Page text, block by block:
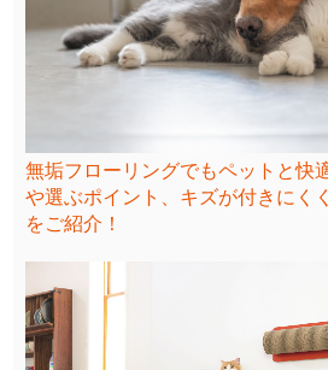
無垢フローリングでもペットと快
や選ぶポイント、キズが付きにく
をご紹介！